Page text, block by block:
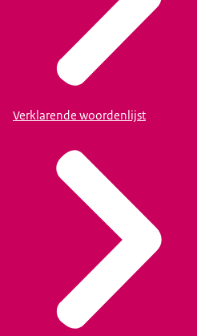
Verklarende woordenlijst